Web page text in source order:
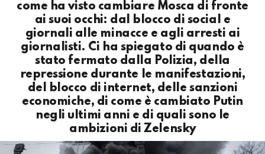
come ha visto cambiare Mosca di fronte
ai suoi occhi: dal blocco di social e
giornali alle minacce e agli arresti ai
giornalisti. Ci ha spiegato di quando è
stato fermato dalla Polizia, della
repressione durante le manifestazioni,
del blocco di internet, delle sanzioni
economiche, di come è cambiato Putin
negli ultimi anni e di quali sono le
ambizioni di Zelensky